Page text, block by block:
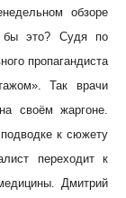
обзоре
бы это? Судя по
пропагандиста
Так врачи
своём жаргоне.
к сюжету
переходит к
Дмитрий